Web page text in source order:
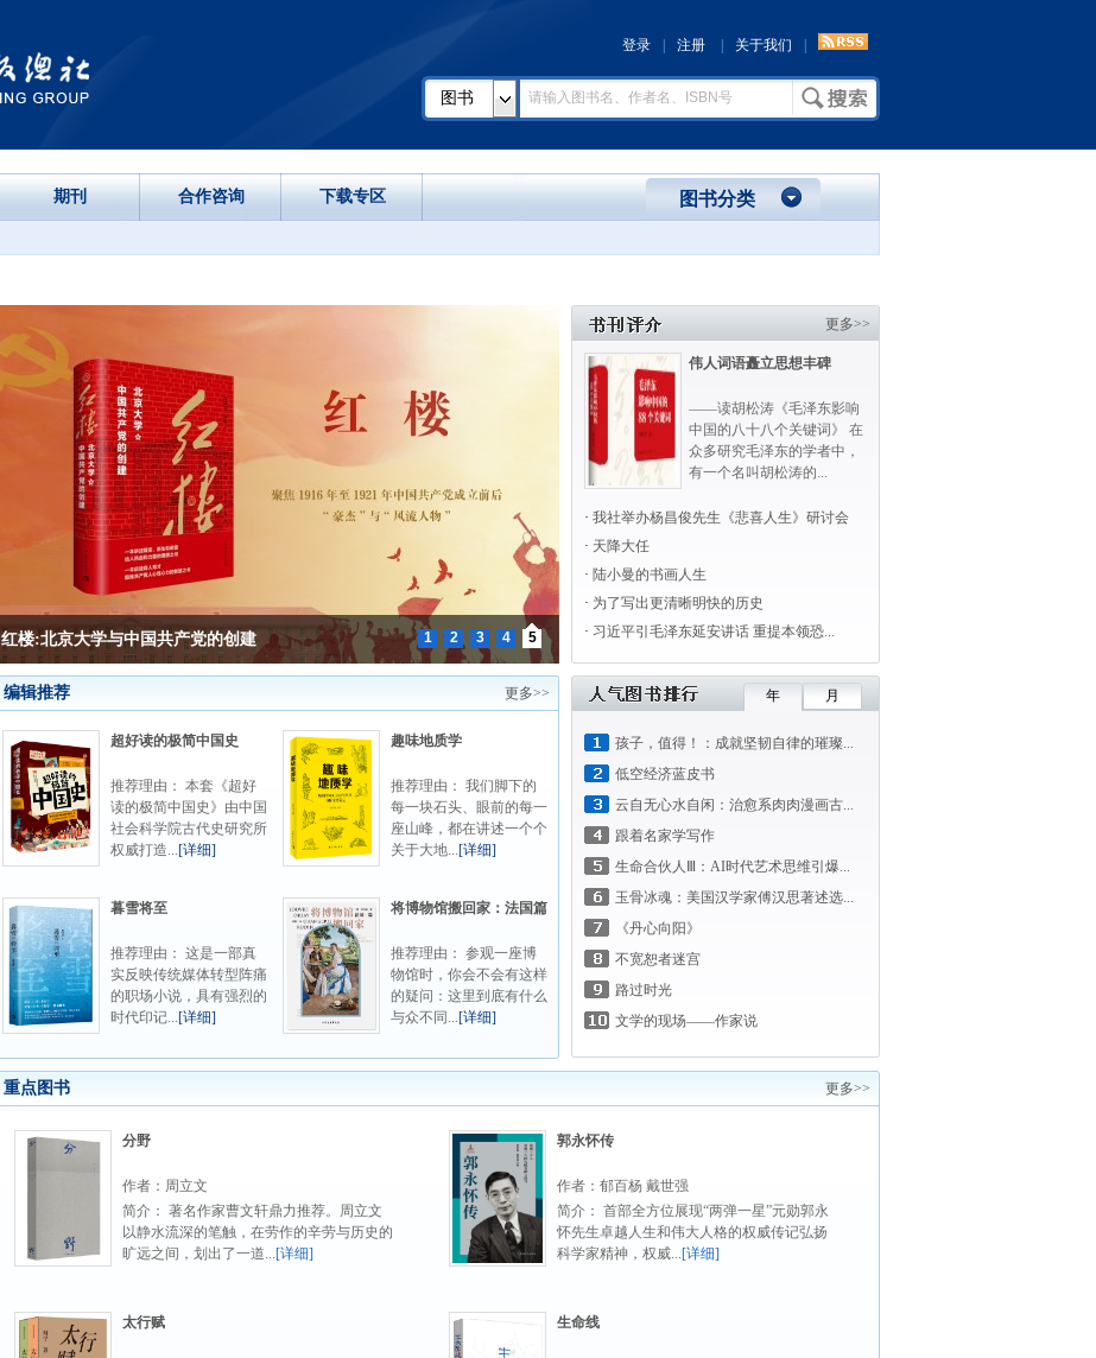
登录 注册 关于我们
图书
期刊 合作咨询 下载专区 图书分类
红楼:北京大学与中国共产党的创建 1 2 3 4 5
更多>>
伟人词语矗立思想丰碑
——读胡松涛《毛泽东影响
中国的八十八个关键词》 在
众多研究毛泽东的学者中，
有一个名叫胡松涛的...
· 我社举办杨昌俊先生《悲喜人生》研讨会
· 天降大任
· 陆小曼的书画人生
· 为了写出更清晰明快的历史
· 习近平引毛泽东延安讲话 重提本领恐...
更多>>
编辑推荐
超好读的极简中国史
推荐理由： 本套《超好
读的极简中国史》由中国
社会科学院古代史研究所
权威打造...[详细]
趣味地质学
推荐理由： 我们脚下的
每一块石头、眼前的每一
座山峰，都在讲述一个个
关于大地...[详细]
暮雪将至
推荐理由： 这是一部真
实反映传统媒体转型阵痛
的职场小说，具有强烈的
时代印记...[详细]
将博物馆搬回家：法国篇
推荐理由： 参观一座博
物馆时，你会不会有这样
的疑问：这里到底有什么
与众不同...[详细]
年 月
孩子，值得！：成就坚韧自律的璀璨...
低空经济蓝皮书
云自无心水自闲：治愈系肉肉漫画古...
跟着名家学写作
生命合伙人Ⅲ：AI时代艺术思维引爆...
玉骨冰魂：美国汉学家傅汉思著述选...
《丹心向阳》
不宽恕者迷宫
路过时光
文学的现场——作家说
更多>>
重点图书
分野
作者：周立文
简介： 著名作家曹文轩鼎力推荐。周立文
以静水流深的笔触，在劳作的辛劳与历史的
旷远之间，划出了一道...[详细]
郭永怀传
作者：郁百杨 戴世强
简介： 首部全方位展现“两弹一星”元勋郭永
怀先生卓越人生和伟大人格的权威传记弘扬
科学家精神，权威...[详细]
太行赋 生命线